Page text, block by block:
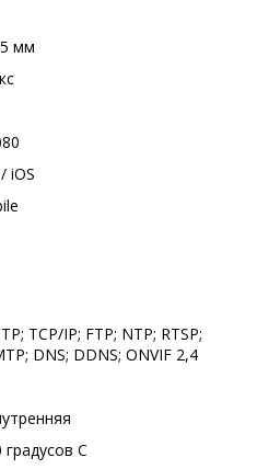
мм
iOS
TCP/IP; FTP; NTP; RTSP;
DNS; DDNS; ONVIF 2,4
градусов С